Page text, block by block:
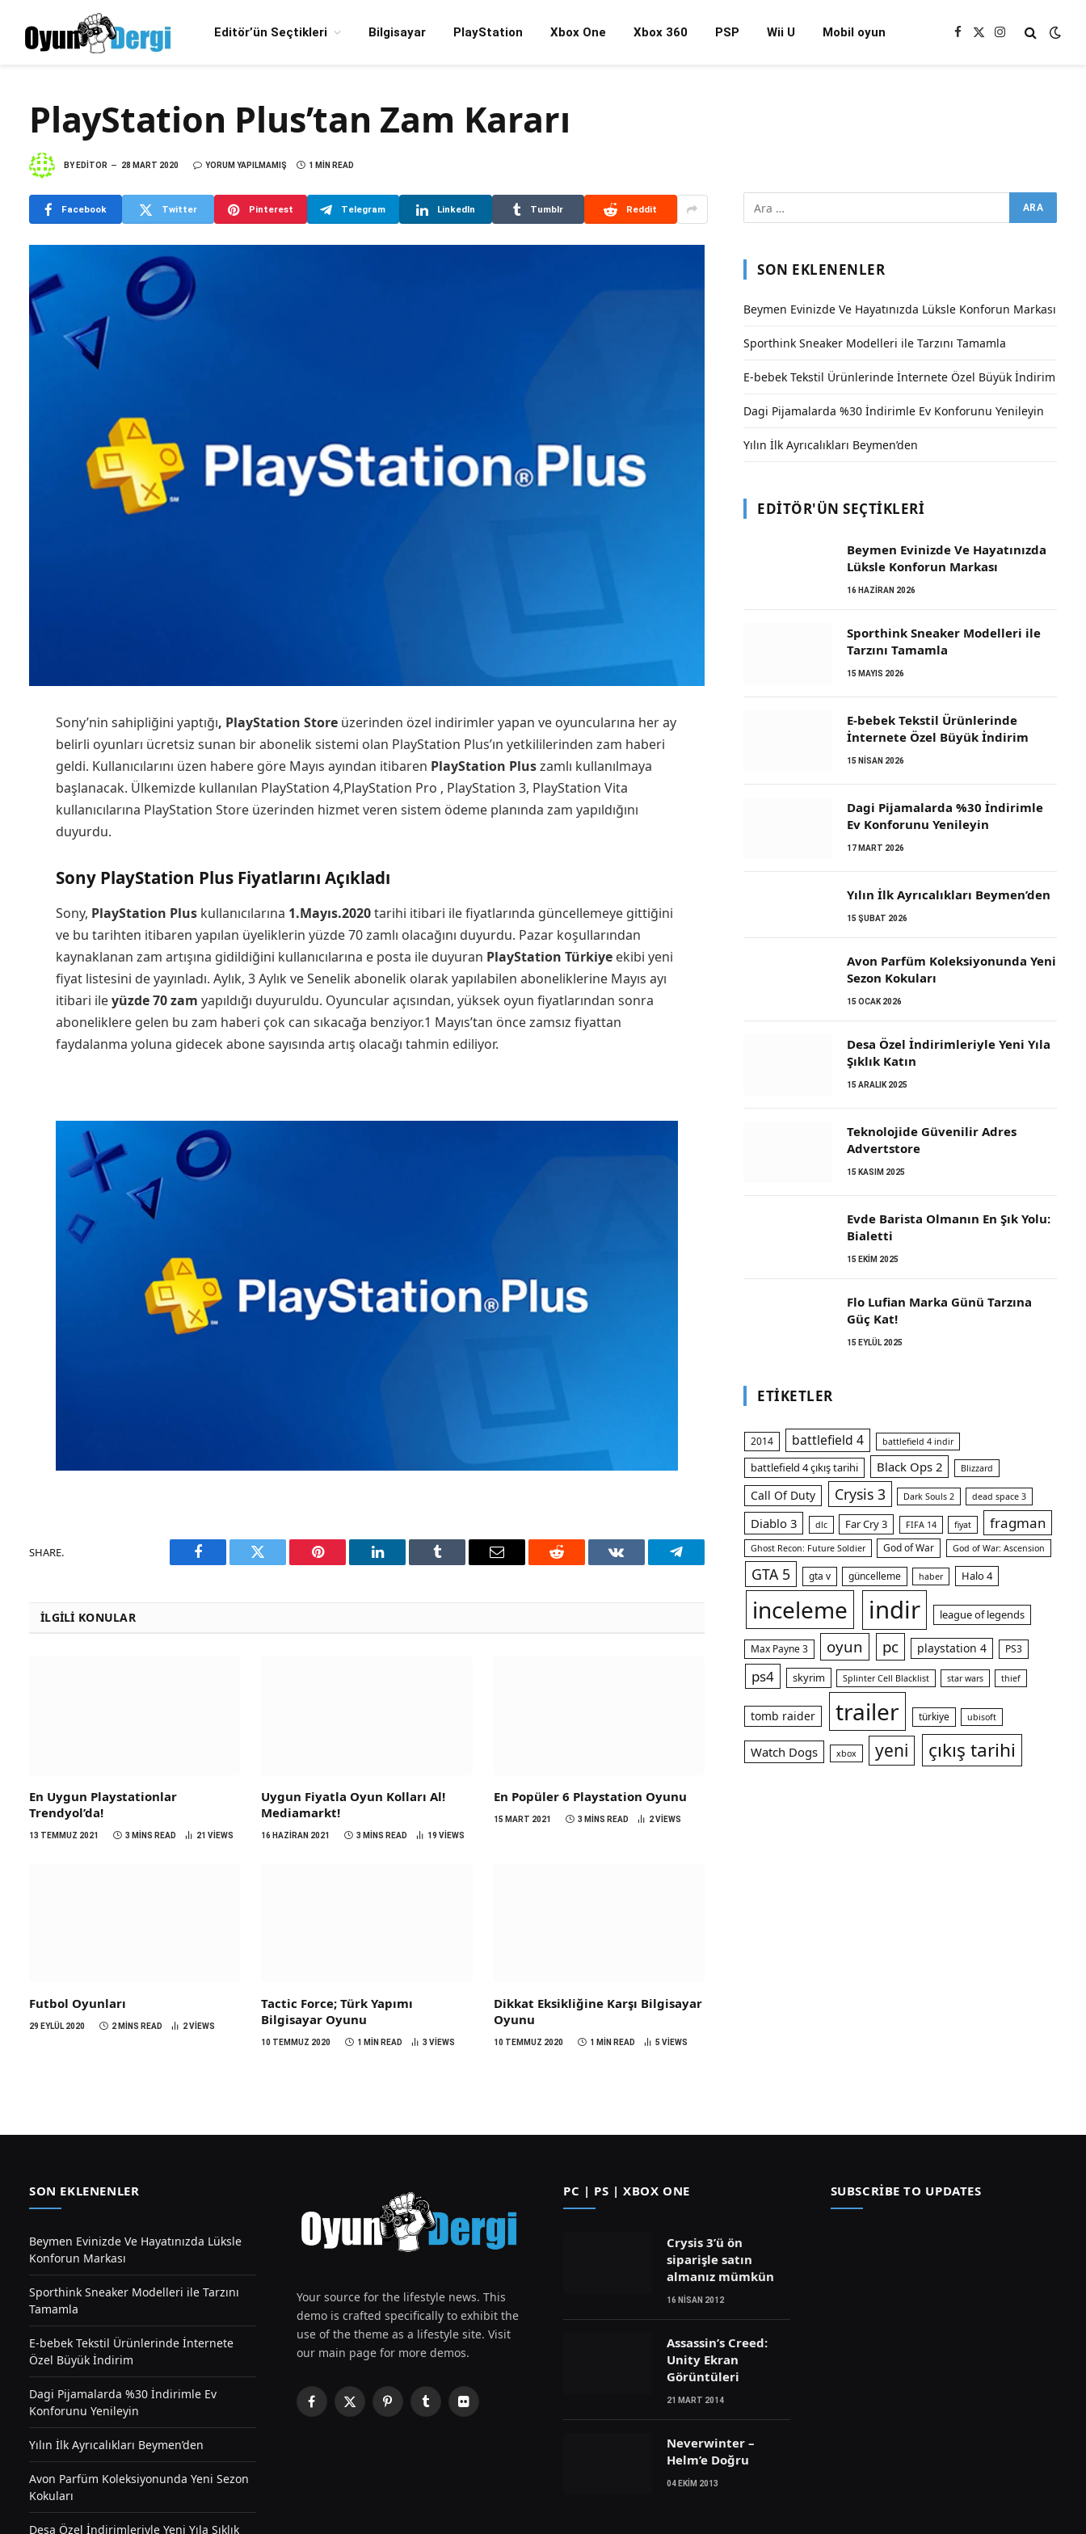
Editör’ün Seçtikleri Bilgisayar PlayStation Xbox One Xbox 360 PSP Wii U Mobil oyun Facebook
X
Instagram
PlayStation Plus’tan Zam Kararı
BY EDITOR 28 MART 2020 YORUM YAPILMAMIŞ 1 MIN READ
Facebook Twitter Pinterest Telegram LinkedIn Tumblr Reddit
Sony’nin sahipliğini yaptığı, PlayStation Storeüzerinden özel indirimler yapan ve oyuncularına her ay
belirli oyunları ücretsiz sunan bir abonelik sistemi olan PlayStation Plus’ın yetkililerinden zam haberi
geldi. Kullanıcılarını üzen habere göre Mayıs ayından itibaren PlayStation Pluszamlı kullanılmaya
başlanacak. Ülkemizde kullanılan PlayStation 4,PlayStation Pro , PlayStation 3, PlayStation Vita
kullanıcılarına PlayStation Store üzerinden hizmet veren sistem ödeme planında zam yapıldığını
duyurdu.
Sony PlayStation Plus Fiyatlarını Açıkladı
Sony, PlayStation Pluskullanıcılarına 1.Mayıs.2020tarihi itibari ile fiyatlarında güncellemeye gittiğini
ve bu tarihten itibaren yapılan üyeliklerin yüzde 70 zamlı olacağını duyurdu. Pazar koşullarından
kaynaklanan zam artışına gidildiğini kullanıcılarına e posta ile duyuran PlayStation Türkiyeekibi yeni
fiyat listesini de yayınladı. Aylık, 3 Aylık ve Senelik abonelik olarak yapılabilen aboneliklerine Mayıs ayı
itibari ileyüzde 70 zam yapıldığı duyuruldu. Oyuncular açısından, yüksek oyun fiyatlarından sonra
aboneliklere gelen bu zam haberi çok can sıkacağa benziyor.1 Mayıs’tan önce zamsız fiyattan
faydalanma yoluna gidecek abone sayısında artış olacağı tahmin ediliyor.
SHARE.
Facebook Twitter Pinterest LinkedIn Tumblr Email Reddit VKontakteTelegram
İLGILI KONULAR
En Uygun Playstationlar
Trendyol’da!
13 TEMMUZ 2021 3 MINS READ 21 VIEWS
Uygun Fiyatla Oyun Kolları Al!
Mediamarkt!
16 HAZIRAN 2021 3 MINS READ 19VIEWS
En Popüler 6 Playstation Oyunu
15 MART 2021 3 MINS READ 2VIEWS
Futbol Oyunları
29 EYLÜL 2020 2 MINS READ 2VIEWS
Tactic Force; Türk Yapımı
Bilgisayar Oyunu
10 TEMMUZ 2020 1 MIN READ 3VIEWS
Dikkat Eksikliğine Karşı Bilgisayar
Oyunu
10 TEMMUZ 2020 1 MIN READ 5VIEWS
SON EKLENENLER
Beymen Evinizde Ve Hayatınızda Lüksle Konforun Markası
Sporthink Sneaker Modelleri ile Tarzını Tamamla
E-bebek Tekstil Ürünlerinde İnternete Özel Büyük İndirim
Dagi Pijamalarda %30 İndirimle Ev Konforunu Yenileyin
Yılın İlk Ayrıcalıkları Beymen’den
EDITÖR'ÜN SEÇTIKLERI
Beymen Evinizde Ve Hayatınızda
Lüksle Konforun Markası
16 HAZIRAN 2026
Sporthink Sneaker Modelleri ile
Tarzını Tamamla
15 MAYIS 2026
E-bebek Tekstil Ürünlerinde
İnternete Özel Büyük İndirim
15 NISAN 2026
Dagi Pijamalarda %30 İndirimle
Ev Konforunu Yenileyin
17 MART 2026
Yılın İlk Ayrıcalıkları Beymen’den
15 ŞUBAT 2026
Avon Parfüm Koleksiyonunda Yeni
Sezon Kokuları
15 OCAK 2026
Desa Özel İndirimleriyle Yeni Yıla
Şıklık Katın
15 ARALIK 2025
Teknolojide Güvenilir Adres
Advertstore
15 KASIM 2025
Evde Barista Olmanın En Şık Yolu:
Bialetti
15 EKIM 2025
Flo Lufian Marka Günü Tarzına
Güç Kat!
15 EYLÜL 2025
ETIKETLER
2014 battlefield 4 battlefield 4 indir
battlefield 4 çıkış tarihi Black Ops 2 Blizzard
Call Of Duty Crysis 3 Dark Souls 2 dead space 3
Diablo 3 dlc Far Cry 3 FIFA 14 fiyat fragman
Ghost Recon: Future Soldier God of War God of War: Ascension
GTA 5 gta v güncelleme haber Halo 4
inceleme indir league of legends
Max Payne 3 oyun pc playstation 4 PS3
ps4 skyrim Splinter Cell Blacklist star wars thief
tomb raider trailer türkiye ubisoft
Watch Dogs xbox yeni çıkış tarihi
SON EKLENENLER
Beymen Evinizde Ve Hayatınızda Lüksle
Konforun Markası
Sporthink Sneaker Modelleri ile Tarzını
Tamamla
E-bebek Tekstil Ürünlerinde İnternete
Özel Büyük İndirim
Dagi Pijamalarda %30 İndirimle Ev
Konforunu Yenileyin
Yılın İlk Ayrıcalıkları Beymen’den
Avon Parfüm Koleksiyonunda Yeni Sezon
Kokuları
Desa Özel İndirimleriyle Yeni Yıla Şıklık
Your source for the lifestyle news. This
demo is crafted specifically to exhibit the
use of the theme as a lifestyle site. Visit
our main page for more demos.
Facebook
X
PinterestTumblrFlickr
PC | PS | XBOX ONE
Crysis 3’ü ön
siparişle satın
almanız mümkün
16 NISAN 2012
Assassin’s Creed:
Unity Ekran
Görüntüleri
21 MART 2014
Neverwinter –
Helm’e Doğru
04 EKIM 2013
SUBSCRIBE TO UPDATES